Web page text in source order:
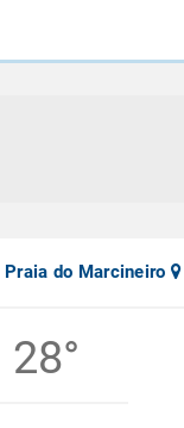
Praia do Marcineiro
28°